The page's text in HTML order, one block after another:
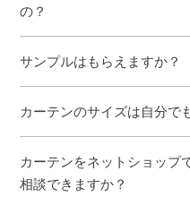
の？
サンプルはもらえますか？
カーテンのサイズは自分で
カーテンをネットショッ
相談できますか？